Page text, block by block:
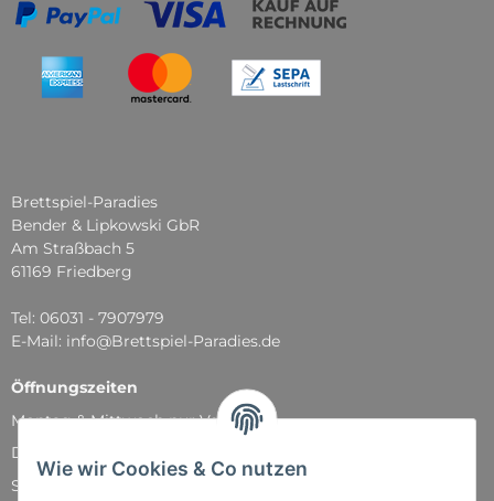
Wie wir Cookies & Co nutzen
Brettspiel-Paradies
Bender & Lipkowski GbR
Am Straßbach 5
61169 Friedberg
Tel: 06031 - 7907979
E-Mail: info@Brettspiel-Paradies.de
Öffnungszeiten
Montag & Mittwoch nur Versand
Dienstag, Donnerstag und Freitag: 11:00 - 18:30 Uhr
Samstag: 11:00 - 14:00 Uhr